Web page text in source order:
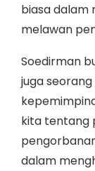
biasa dalam
melawan
Soedirman
juga
kita tentang
dalam